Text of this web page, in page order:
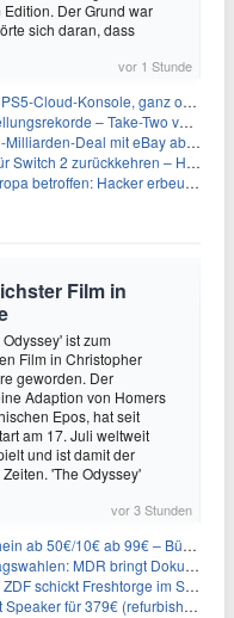
Der Grund war
sich daran, dass
vor 1 Stunde
ganz ohne eigener PlayStation 5
– Take-Two verrät trotzdem keine Zahlen
eBay abblasen, doch Ryan Cohen gibt nicht auf
– Händler nennt bereits einen Release-Termin
erbeuten Namen und Adressen bei Valve-Partner
Film in
ist zum
Film in Christopher
geworden. Der
Adaption von Homers
Epos, hat seit
am 17. Juli weltweit
und ist damit der
'The Odyssey'
vor 3 Stunden
10€ ab 99€ – Bücher & Co ab 99 Cent
bringt Doku «Wut. Hüben wie drüben»
Freshtorge im September On Air
309€) – Dolby Atmos, BT/WLAN, 3D-Audio, schwarz od. weiß